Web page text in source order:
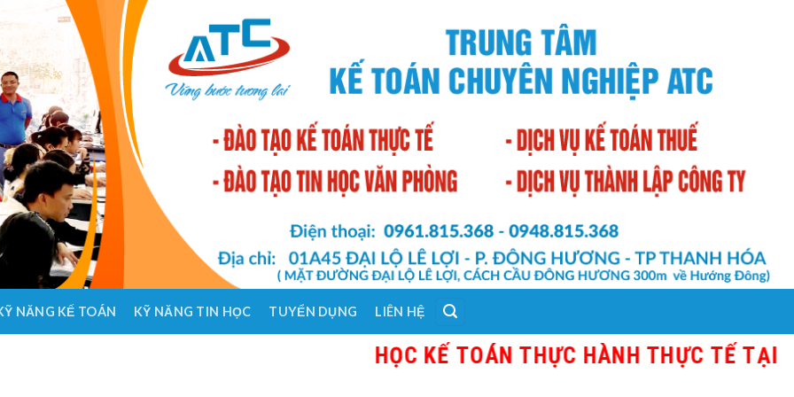
NĂNG KẾ TOÁN KỸ NĂNG TIN HỌC TUYỂN DỤNG LIÊN HỆ
HỌC KẾ TOÁN THỰC HÀNH THỰC TẾ TẠI